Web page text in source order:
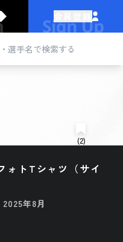
(2)
ォトTシャツ（サイ
年8月